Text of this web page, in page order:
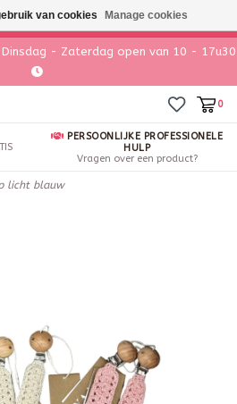
- Zaterdag open van 10 - 17u30
0
PERSOONLIJKE PROFESSIONELE
HULP
Vragen over een product?
licht blauw
van cookies Manage cookies